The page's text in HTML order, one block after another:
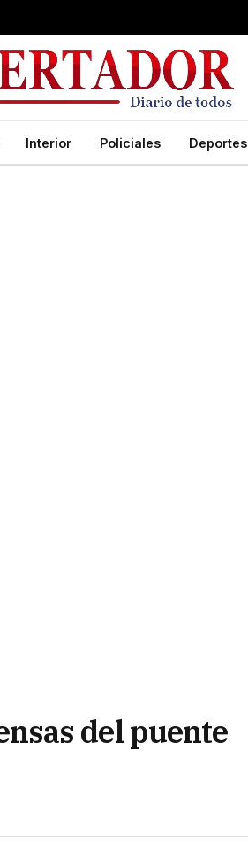
Interior Policiales Deportes
del puente